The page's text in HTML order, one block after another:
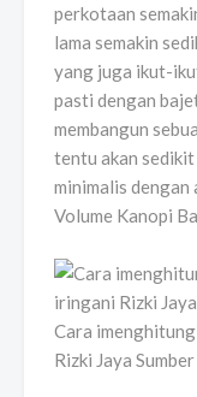
perkotaan
lama semakin
yang juga ikut-
pasti dengan
membangun
tentu akan
minimalis
Volume Kanopi
Cara
Rizki Jaya